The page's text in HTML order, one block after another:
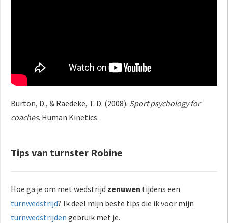
Burton, D., & Raedeke, T. D. (2008). Sport psychology for
coaches. Human Kinetics.
Tips van turnster Robine
Hoe ga je om met wedstrijd zenuwen tijdens een
turnwedstrijd? Ik deel mijn beste tips die ik voor mijn
turnwedstrijden gebruik met je.